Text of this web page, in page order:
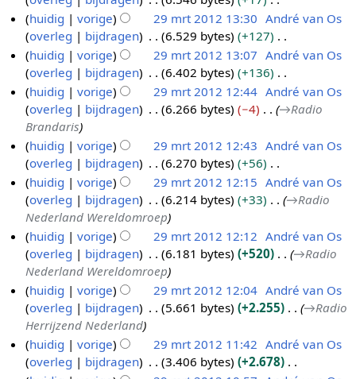
g
i
n
g
t
t
i
n
g
n
v
a
t
t
i
n
g
m
e
n
v
a
t
t
i
n
g
s
a
m
e
n
v
a
t
t
i
n
g
g
s
s
a
m
e
n
v
a
t
t
i
n
g
i
n
g
s
s
a
m
e
n
v
a
t
t
i
n
g
r
k
i
n
g
s
s
a
m
e
n
v
a
t
t
i
n
g
G
e
e
n
b
e
w
e
r
k
i
n
g
s
s
a
m
e
n
v
a
huidig vorige 29 mrt 2012 13:30 André van Os
overleg
bijdragen 6.529 bytes
+127
G
e
e
n
b
e
w
e
r
k
n
g
s
s
a
m
e
n
huidig vorige 29 mrt 2012 13:07 André van Os
overleg
bijdragen 6.402 bytes
+136
G
e
e
n
b
e
w
e
r
k
i
g
s
s
a
m
huidig vorige 29 mrt 2012 12:44 André van Os
overleg
bijdragen 6.266 bytes −4 →Radio
Brandaris
huidig
vorige 29 mrt 2012 12:43 André van Os
overleg
bijdragen 6.270 bytes
+56
G
e
e
n
b
e
w
e
r
k
i
n
huidig vorige 29 mrt 2012 12:15 André van Os
overleg
bijdragen 6.214 bytes +33 →Radio
Nederland Wereldomroep
huidig
vorige 29 mrt 2012 12:12 André van Os
overleg
bijdragen 6.181 bytes +520 →Radio
Nederland Wereldomroep
huidig
vorige 29 mrt 2012 12:04 André van Os
overleg
bijdragen 5.661 bytes +2.255 →Radio
Herrijzend Nederland
huidig
vorige 29 mrt 2012 11:42 André van Os
overleg
bijdragen 3.406 bytes
+2.678